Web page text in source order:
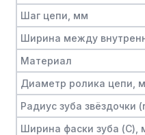
Шаг цепи, мм
Ширина между
Материал
Диаметр ролика цепи,
Радиус зуба звёздочки
Ширина фаски зуба (C),